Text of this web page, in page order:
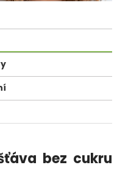
bez cukru